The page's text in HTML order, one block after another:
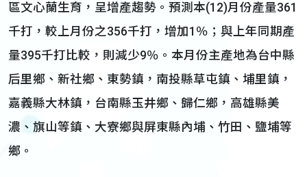
區文心蘭生育，呈增產趨勢。預測本(12)月份產量361
千打，較上月份之356千打，增加1％；與上年同期產
量395千打比較，則減少9％。本月份主產地為台中縣
后里鄉、新社鄉、東勢鎮，南投縣草屯鎮、埔里鎮，
嘉義縣大林鎮，台南縣玉井鄉、歸仁鄉，高雄縣美
濃、旗山等鎮、大寮鄉與屏東縣內埔、竹田、鹽埔等
鄉。